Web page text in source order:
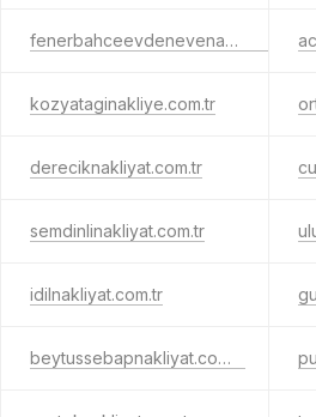
fenerbahceevdenevenakliyat.com.tr
kozyataginakliye.com.tr
dereciknakliyat.com.tr
semdinlinakliyat.com.tr
idilnakliyat.com.tr
beytussebapnakliyat.com.tr